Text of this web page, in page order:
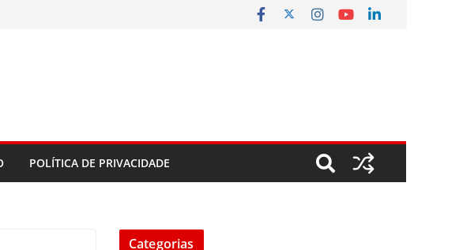
POLÍTICA DE PRIVACIDADE
Categorias